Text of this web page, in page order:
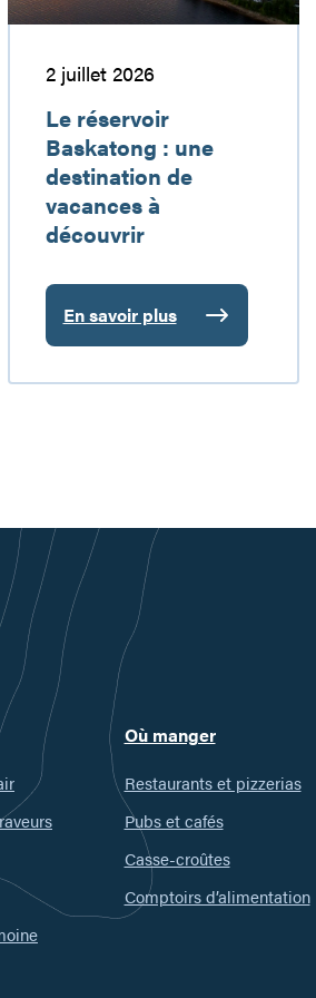
destination
de
découvrir
2 juillet 2026
Le réservoir
Baskatong : une
destination de
vacances à
découvrir
En savoir plus
:
Le
réservoir
vacances
découvrir
Où manger
Restaurants et pizzerias
Pubs et cafés
Casse-croûtes
Comptoirs d’alimentation